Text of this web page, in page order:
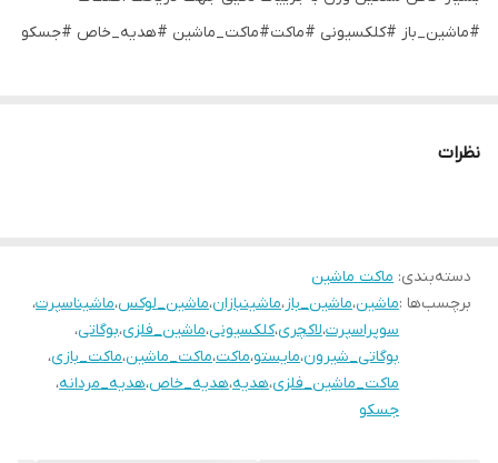
#ماشین_باز #کلکسیونی #ماکت#ماکت_ماشین #هدیه_خاص #جسکو
نظرات
دسته‌بندی: ماکت ماشین
برچسب‌ها :ماشین،ماشین_باز،ماشینبازان،ماشین_لوکس،ماشیناسپرت،
سوپراسپرت،لاکچری،کلکسیونی،ماشین_فلزی،بوگاتی،
بوگاتی_شیرون،مایستو،ماکت،ماکت_ماشین،ماکت_بازی،
ماکت_ماشین_فلزی،هدیه،هدیه_خاص،هدیه_مردانه،
جسکو